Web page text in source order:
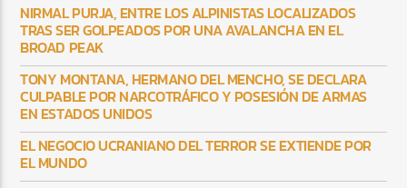
NIRMAL PURJA, ENTRE LOS ALPINISTAS LOCALIZADOS
TRAS SER GOLPEADOS POR UNA AVALANCHA EN EL
BROAD PEAK
TONY MONTANA, HERMANO DEL MENCHO, SE DECLARA
CULPABLE POR NARCOTRÁFICO Y POSESIÓN DE ARMAS
EN ESTADOS UNIDOS
EL NEGOCIO UCRANIANO DEL TERROR SE EXTIENDE POR
EL MUNDO